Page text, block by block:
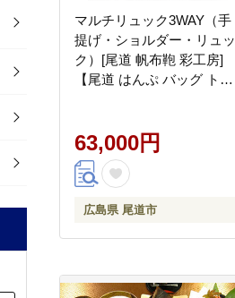
マルチリュック3WAY（手
提げ・ショルダー・リュッ
ク）[尾道 帆布鞄 彩工房]
【尾道 はんぷ バッグ トー
63,000円
広島県 尾道市